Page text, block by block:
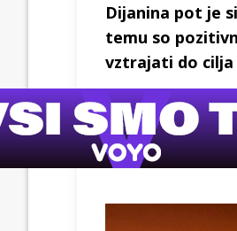
Dijanina pot je
temu so
vztrajati do cilja